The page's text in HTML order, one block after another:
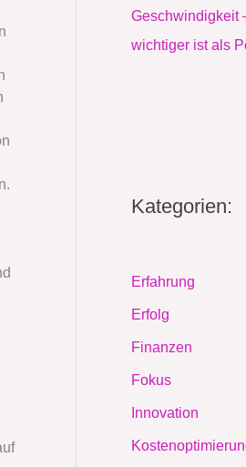
Geschwindigkeit
wichtiger ist als
Kategorien:
Erfahrung
Erfolg
Finanzen
Fokus
Innovation